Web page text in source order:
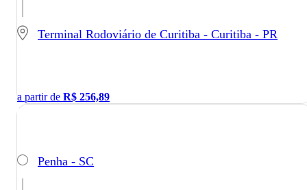
Terminal Rodoviário de Curitiba - Curitiba - PR
a partir de R$ 256,89
Penha - SC